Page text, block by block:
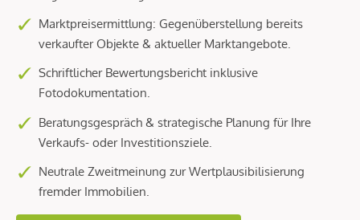
Marktpreisermittlung: Gegenüberstellung bereits
verkaufter Objekte & aktueller Marktangebote.
Schriftlicher Bewertungsbericht inklusive
Fotodokumentation.
Beratungsgespräch & strategische Planung für Ihre
Verkaufs- oder Investitionsziele.
Neutrale Zweitmeinung zur Wertplausibilisierung
fremder Immobilien.